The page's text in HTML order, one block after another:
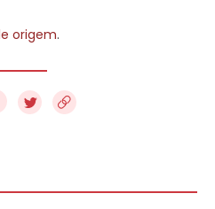
origem.